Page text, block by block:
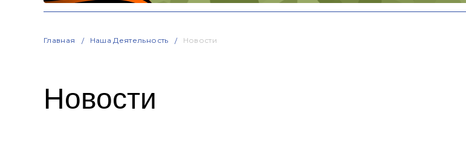
Главная Наша Деятельность Новости
Новости